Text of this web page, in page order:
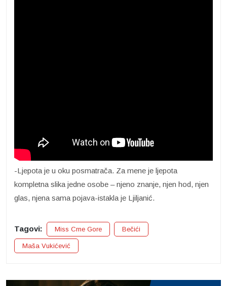
-Ljepota je u oku posmatrača. Za mene je ljepota
kompletna slika jedne osobe – njeno znanje, njen hod, njen
glas, njena sama pojava-istakla je Ljiljanić.
Tagovi: Miss Crne Gore Bečići
Maša Vukićević